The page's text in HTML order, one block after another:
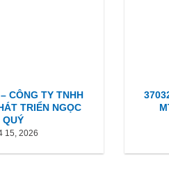
CÔNG TY TNHH
TRIỂN NGỌC
QUÝ
15, 2026